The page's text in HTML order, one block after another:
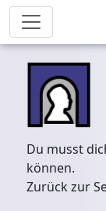
Du musst
können.
Zurück zur